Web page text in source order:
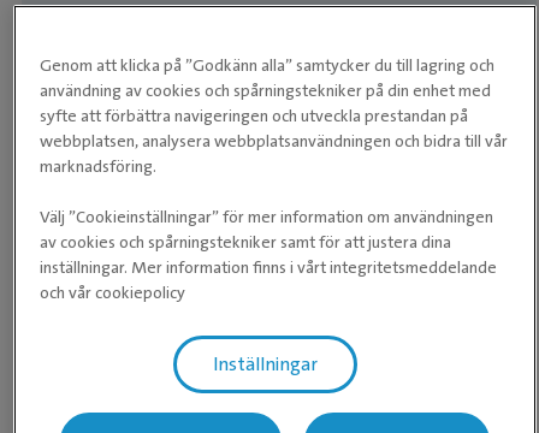
Kliniken
Måndag
07:30 ­- 18:00
Tisdag
Torsdag
07:30 ­- 17:00
Fredag
Genom att klicka på ”Godkänn alla” samtycker du till lagring och
användning av cookies och spårningstekniker på din enhet med
syfte att förbättra navigeringen och utveckla prestandan på
webbplatsen, analysera webbplatsanvändningen och bidra till vår
marknadsföring.
Välj ”Cookieinställningar” för mer information om användningen
av cookies och spårningstekniker samt för att justera dina
inställningar. Mer information finns i vårt integritetsmeddelande
och vår cookiepolicy
Inställningar